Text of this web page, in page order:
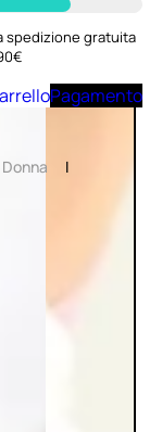
spedizione gratuita
Pagamento
I